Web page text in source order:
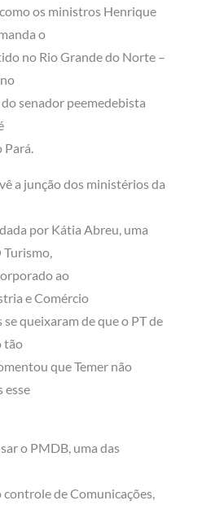
os ministros Henrique
o
no Rio Grande do Norte –
senador peemedebista
Pará.
a junção dos ministérios da
por Kátia Abreu, uma
Turismo,
ao
e Comércio
queixaram de que o PT de
tão
que Temer não
esse
o PMDB, uma das
controle de Comunicações,